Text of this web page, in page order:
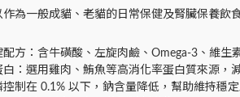
作為一般成貓、老貓的日常保健及腎臟保養飲
配方 ：含牛磺酸、左旋肉鹼、Omega-3、維生
白 ：選用雞肉、鮪魚等高消化率蛋白質來源，
控制在 0.1% 以下，鈉含量降低，幫助維持穩